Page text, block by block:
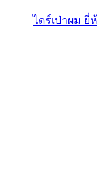
ไดร์เป่าผม ยี่